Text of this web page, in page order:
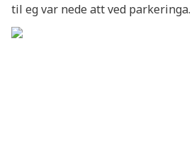
til eg var nede att ved parkeringa.